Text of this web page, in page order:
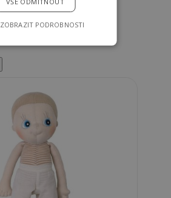
ZOBRAZIT PODROBNOSTI